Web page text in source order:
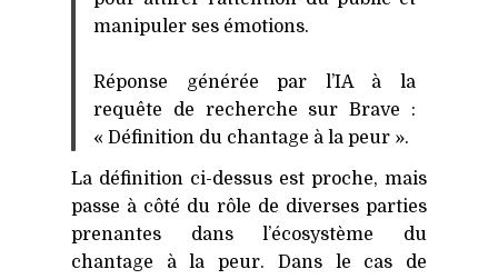
manipuler ses émotions.
Réponse générée par l’IA à la
requête de recherche sur Brave :
« Définition du chantage à la peur ».
La définition ci-dessus est proche, mais
passe à côté du rôle de diverses parties
prenantes dans l’écosystème du
chantage à la peur. Dans le cas de